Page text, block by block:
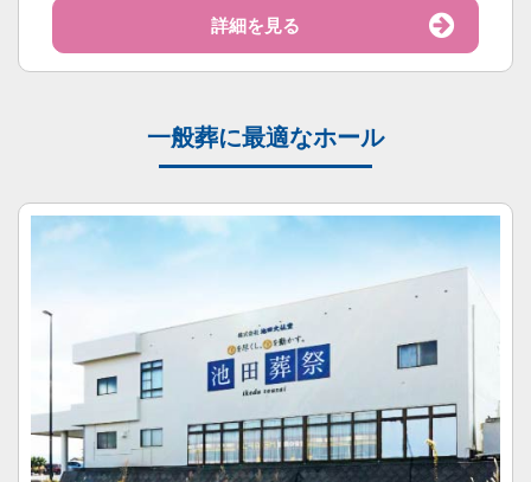
詳細を見る
一般葬に最適なホール